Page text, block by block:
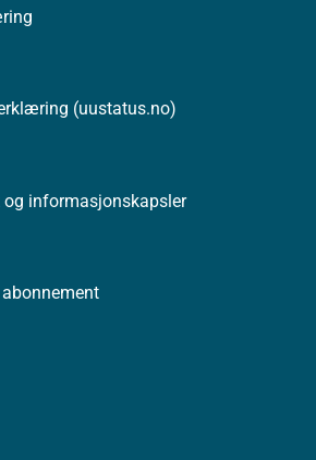
(uustatus.no)
informasjonskapsler